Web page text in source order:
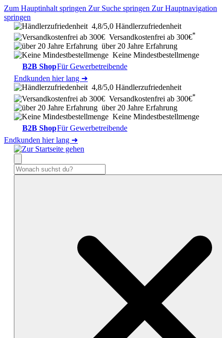
Zum Hauptinhalt springen Zur Suche springen Zur Hauptnavigation
springen
4,8/5,0 Händlerzufriedenheit
Versandkostenfrei ab 300€*
über 20 Jahre Erfahrung
Keine Mindestbestellmenge
B2B ShopFür Gewerbetreibende
Endkunden hier lang ➜
4,8/5,0 Händlerzufriedenheit
Versandkostenfrei ab 300€*
über 20 Jahre Erfahrung
Keine Mindestbestellmenge
B2B ShopFür Gewerbetreibende
Endkunden hier lang ➜